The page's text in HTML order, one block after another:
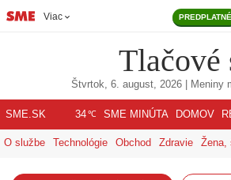
Viac PREDPLATNÉ
Tlačové
Štvrtok, 6. august, 2026| Meniny
SME.SK 34℃ SME MINÚTA DOMOV
O službe Technológie Obchod Zdravie Žena,